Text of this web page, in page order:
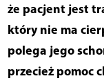
że pacjent jest
który nie ma
polega jego
przecież pomoc